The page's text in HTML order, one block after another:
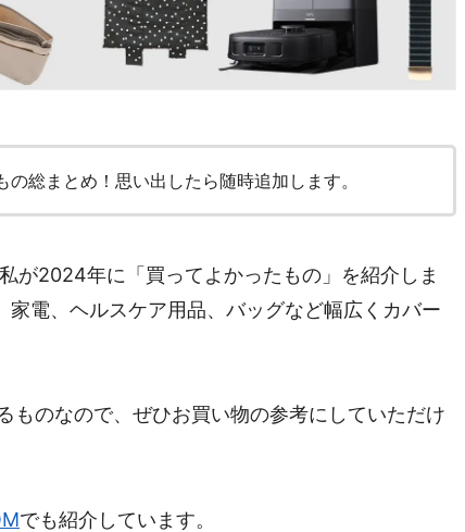
総まとめ！思い出したら随時追加します。
が2024年に「買ってよかったもの」を紹介しま
電、ヘルスケア用品、バッグなど幅広くカバー
ものなので、ぜひお買い物の参考にしていただけ
でも紹介しています。